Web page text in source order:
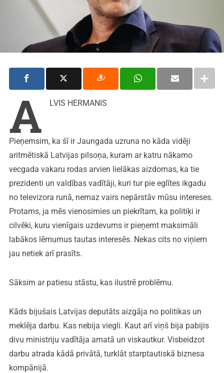
A LVIS HERMANIS
Pieņemsim, ka šī ir Jaungada uzruna no kāda vidēji
aritmētiskā Latvijas pilsoņa, kuram ar katru nākamo
vecgada vakaru rodas arvien lielākas aizdomas, ka tie
prezidenti un valdības vadītāji, kuri tur pie eglītes ikgadu
no televizora runā, nemaz vairs nepārstāv mūsu intereses.
Protams, ja mēs vienosimies un piekrītam, ka politiķi ir
cilvēki, kuru vienīgais uzdevums ir pieņemt maksimāli
labākos lēmumus tautas interesēs. Nekas cits no viņiem
jau netiek arī prasīts.
Sāksim ar patiesu stāstu, kas ilustrē problēmu.
Kāds bijušais Latvijas deputāts aizgāja no politikas un
meklēja darbu. Kas nebija viegli. Kaut arī viņš bija pabijis
divu ministriju vadītāja amatā un viskautkur. Visbeidzot
darbu atrada kādā privātā, turklāt starptautiskā biznesa
kompānijā.